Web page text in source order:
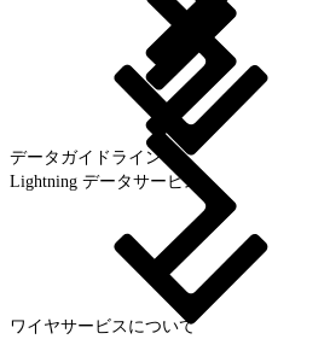
データガイドライン
Lightning データサービス
ワイヤサービスについて